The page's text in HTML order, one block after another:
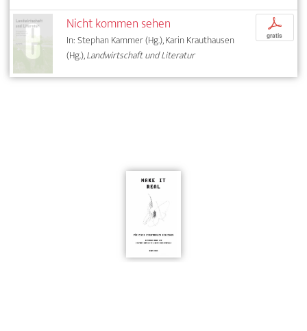
Nicht kommen sehen
In: Stephan Kammer (Hg.), Karin Krauthausen
(Hg.),Landwirtschaft und Literatur
p
gratis